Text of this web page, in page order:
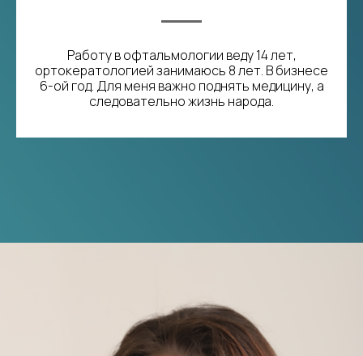
Работу в офтальмологии веду 14 лет,
ортокератологией занимаюсь 8 лет. В бизнесе
6-ой год. Для меня важно поднять медицину, а
следовательно жизнь народа.